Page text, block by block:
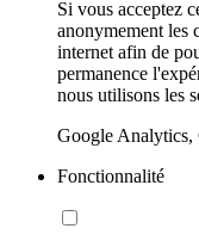
Si vous acceptez
anonymement les
internet afin de
permanence
nous utilisons les
Google Analytics,
Fonctionnalité